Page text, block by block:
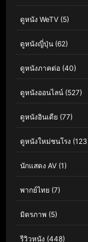
ดูหนัง WeTV (5)
ดูหนังญี่ปุ่น (62)
ดูหนังภาคต่อ (40)
ดูหนังออนไลน์ (527)
ดูหนังอินเดีย (77)
ดูหนังใหม่ชนโรง
นักแสดง AV (1)
พากย์ไทย (7)
มิตรภาพ (5)
รีวิวหนัง (448)